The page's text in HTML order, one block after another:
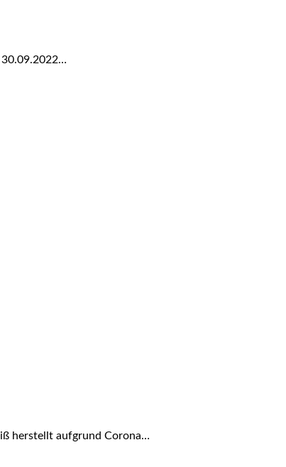
30.09.2022…
herstellt aufgrund Corona…